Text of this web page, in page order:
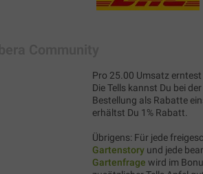
Pro 25.00 Umsatz erntest
Die Tells kannst Du bei
Bestellung als Rabatte
erhältst Du 1% Rabatt.
Übrigens: Für jede
Gartenstory und jede
Gartenfrage wird im